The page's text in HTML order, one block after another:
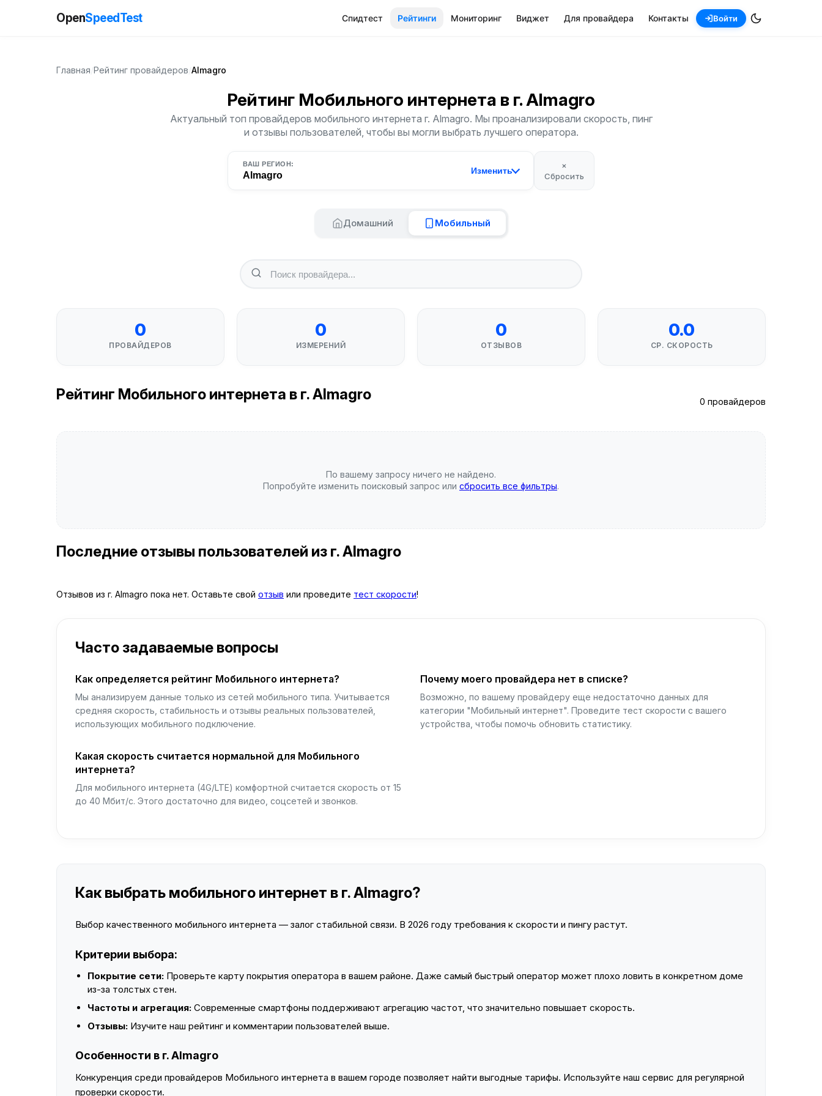
OpenSpeedTest Спидтест Рейтинги Мониторинг Виджет Для провайдера Контакты Войти
Главная Рейтинг провайдеров Almagro
Рейтинг Мобильного интернета в г. Almagro
Актуальный топ провайдеров мобильного интернета г. Almagro. Мы проанализировали скорость, пинг
и отзывы пользователей, чтобы вы могли выбрать лучшего оператора.
ВАШ РЕГИОН:
Almagro Изменить
×
Сбросить
Домашний Мобильный
0
ПРОВАЙДЕРОВ
0
ИЗМЕРЕНИЙ
0
ОТЗЫВОВ
0.0
СР. СКОРОСТЬ
Рейтинг Мобильного интернета в г. Almagro 0 провайдеров
По вашему запросу ничего не найдено.
Попробуйте изменить поисковый запрос или сбросить все фильтры.
Последние отзывы пользователей из г. Almagro
Отзывов из г. Almagro пока нет. Оставьте свой отзыв или проведите тест скорости!
Часто задаваемые вопросы
Как определяется рейтинг Мобильного интернета?
Мы анализируем данные только из сетей мобильного типа. Учитывается
средняя скорость, стабильность и отзывы реальных пользователей,
использующих мобильного подключение.
Почему моего провайдера нет в списке?
Возможно, по вашему провайдеру еще недостаточно данных для
категории "Мобильный интернет". Проведите тест скорости с вашего
устройства, чтобы помочь обновить статистику.
Какая скорость считается нормальной для Мобильного
интернета?
Для мобильного интернета (4G/LTE) комфортной считается скорость от 15
до 40 Мбит/с. Этого достаточно для видео, соцсетей и звонков.
Как выбрать мобильного интернет в г. Almagro?
Выбор качественного мобильного интернета — залог стабильной связи. В 2026 году требования к скорости и пингу растут.
Критерии выбора:
Покрытие сети: Проверьте карту покрытия оператора в вашем районе. Даже самый быстрый оператор может плохо ловить в конкретном доме
из-за толстых стен.
Частоты и агрегация: Современные смартфоны поддерживают агрегацию частот, что значительно повышает скорость.
Отзывы: Изучите наш рейтинг и комментарии пользователей выше.
Особенности в г. Almagro
Конкуренция среди провайдеров Мобильного интернета в вашем городе позволяет найти выгодные тарифы. Используйте наш сервис для регулярной
проверки скорости.